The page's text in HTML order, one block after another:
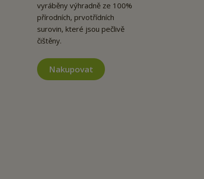
vyráběny výhradně ze 100%
přírodních, prvotřídních
surovin, které jsou pečlivě
čištěny.
Nakupovat